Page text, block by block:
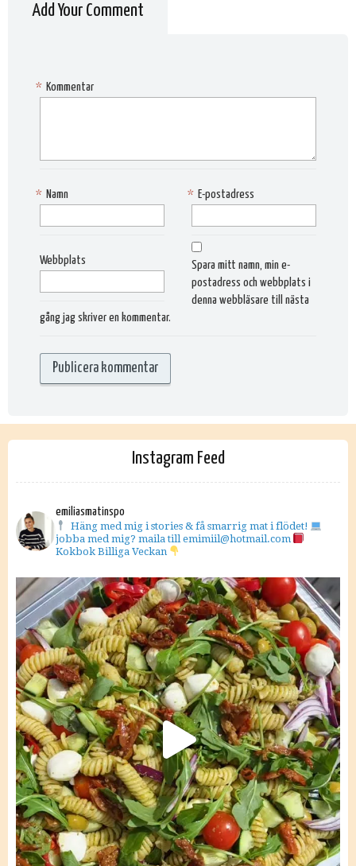
Add Your Comment
Kommentar
*
Namn
* E-postadress
*
Webbplats
Spara mitt namn, min e-
postadress och webbplats i
denna webbläsare till nästa
gång jag skriver en kommentar.
Instagram Feed
emiliasmatinspo
Häng med mig i stories & få smarrig mat i flödet!
jobba med mig? maila till emimiil@hotmail.com
Kokbok Billiga Veckan